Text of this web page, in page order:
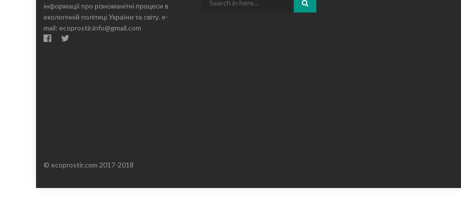
інформації про різноманітні процеси в
екологічній політиці України та світу. e-
mail: ecoprostir.info@gmail.com
© ecoprostir.com 2017-2018